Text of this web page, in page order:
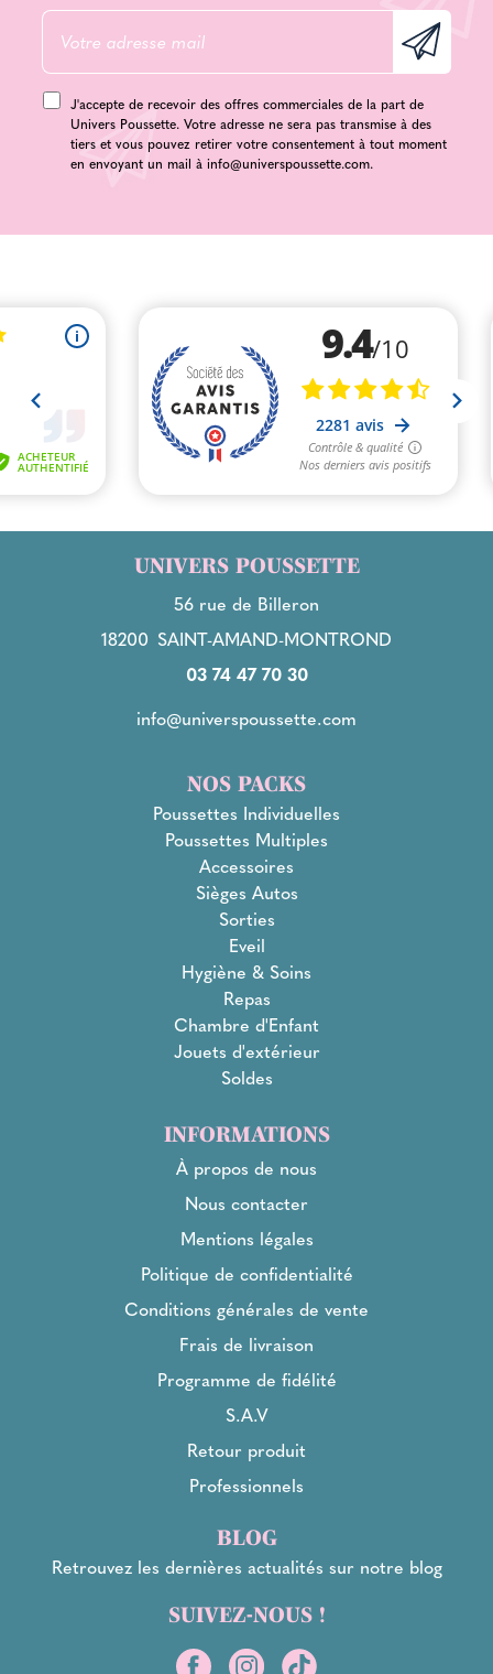
J'accepte de recevoir des offres commerciales de la part de
Univers Poussette. Votre adresse ne sera pas transmise à des
tiers et vous pouvez retirer votre consentement à tout moment
en envoyant un mail à info@universpoussette.com.
UNIVERS POUSSETTE
56 rue de Billeron
18200 SAINT-AMAND-MONTROND
03 74 47 70 30
info@universpoussette.com
NOS PACKS
Poussettes Individuelles
Poussettes Multiples
Accessoires
Sièges Autos
Sorties
Eveil
Hygiène & Soins
Repas
Chambre d'Enfant
Jouets d'extérieur
Soldes
INFORMATIONS
À propos de nous
Nous contacter
Mentions légales
Politique de confidentialité
Conditions générales de vente
Frais de livraison
Programme de fidélité
S.A.V
Retour produit
Professionnels
BLOG
Retrouvez les dernières actualités sur notre blog
SUIVEZ-NOUS !